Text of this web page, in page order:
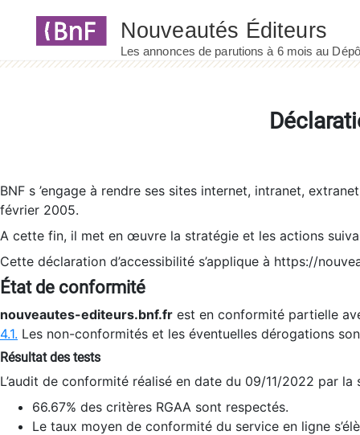
BNF s ’engage à rendre ses sites internet, intranet,
février 2005.
A cette fin, il met en œuvre la stratégie et les actions
Cette déclaration d’accessibilité s’applique à https://
État de conformité
nouveautes-editeurs.bnf.fr est en conformité partielle
4.1. Les non-conformités et les éventuelles dérogations
Résultat des tests
L’audit de conformité réalisé en date du 09/11/2022 par
66.67% des critères RGAA sont respectés.
Le taux moyen de conformité du service en ligne